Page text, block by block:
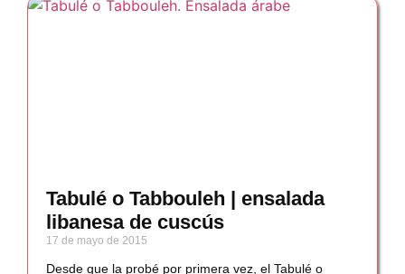
Tabulé o Tabbouleh | ensalada
libanesa de cuscús
17 de mayo de 2015
Desde que la probé por primera vez, el Tabulé o